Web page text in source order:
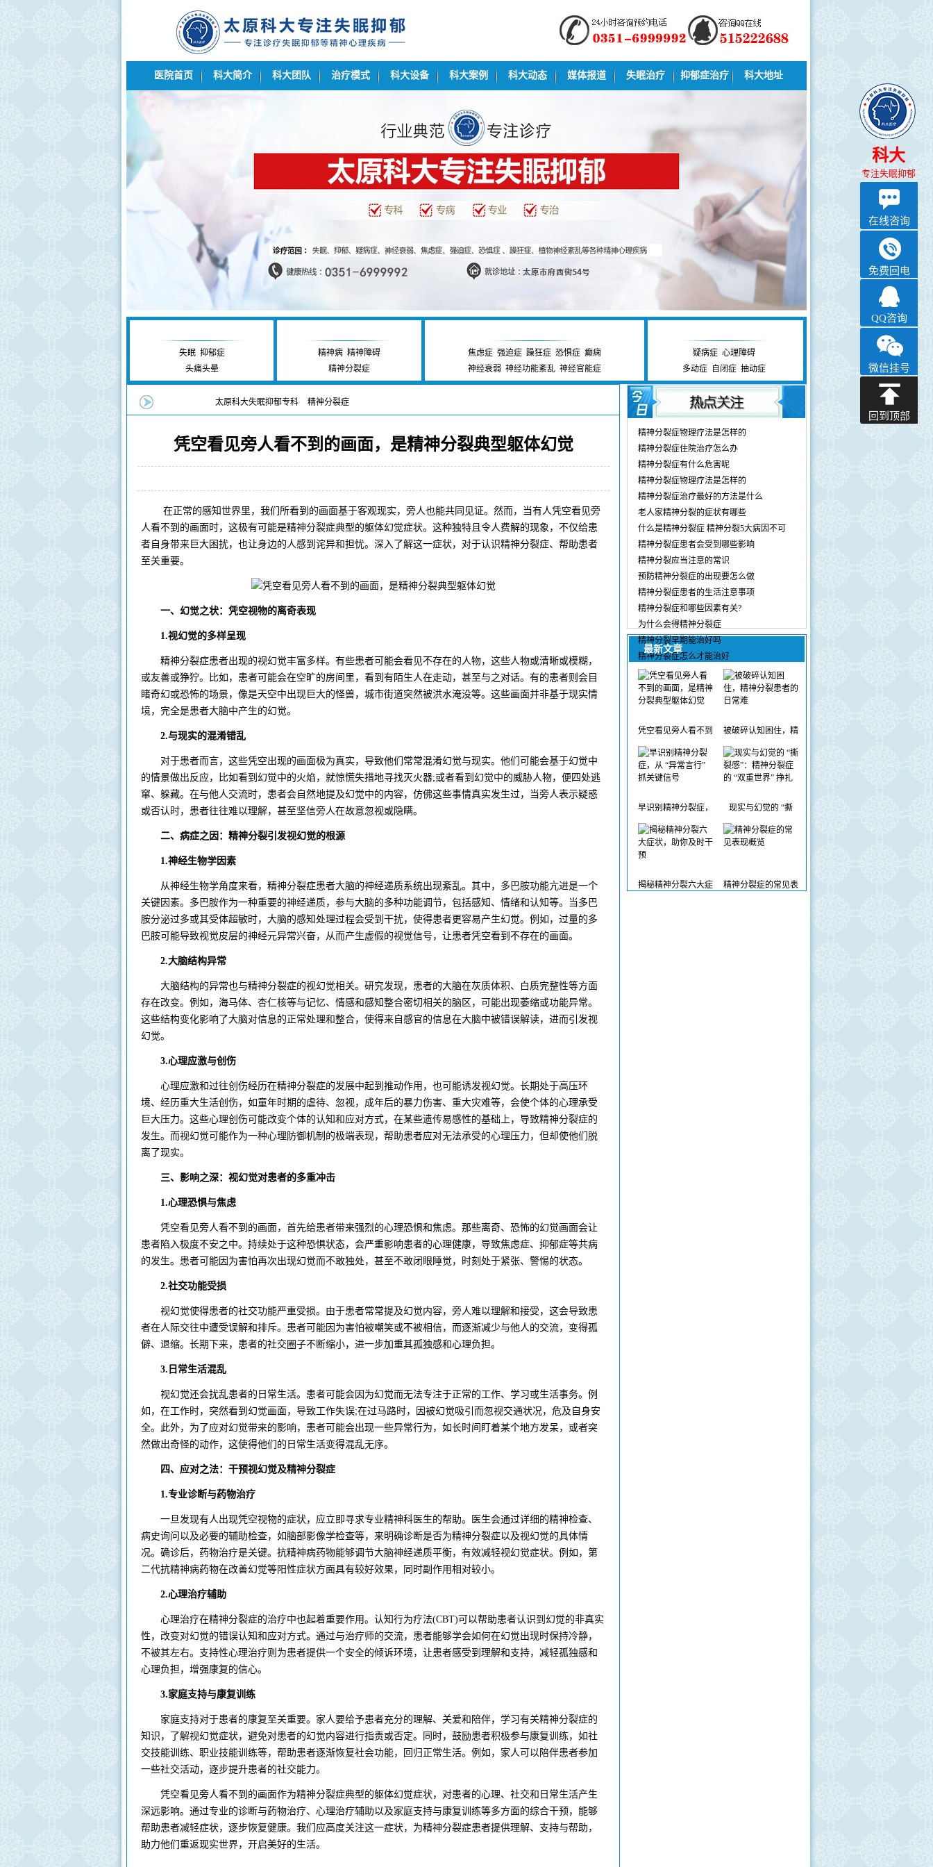
医院首页 科大简介 科大团队 治疗模式 科大设备 科大案例 科大动态 媒体报道 失眠治疗 抑郁症治疗 科大地址
失眠 抑郁症
头痛头晕
精神病 精神障碍
精神分裂症
焦虑症 强迫症 躁狂症 恐惧症 癫痫
神经衰弱 神经功能紊乱 神经官能症
疑病症 心理障碍
多动症 自闭症 抽动症
太原科大失眠抑郁专科 精神分裂症
凭空看见旁人看不到的画面，是精神分裂典型躯体幻觉
在正常的感知世界里，我们所看到的画面基于客观现实，旁人也能共同见证。然而，当有人凭空看见旁
人看不到的画面时，这极有可能是精神分裂症典型的躯体幻觉症状。这种独特且令人费解的现象，不仅给患
者自身带来巨大困扰，也让身边的人感到诧异和担忧。深入了解这一症状，对于认识精神分裂症、帮助患者
至关重要。
一、幻觉之状：凭空视物的离奇表现
1.视幻觉的多样呈现
精神分裂症患者出现的视幻觉丰富多样。有些患者可能会看见不存在的人物，这些人物或清晰或模糊，
或友善或狰狞。比如，患者可能会在空旷的房间里，看到有陌生人在走动，甚至与之对话。有的患者则会目
睹奇幻或恐怖的场景，像是天空中出现巨大的怪兽，城市街道突然被洪水淹没等。这些画面并非基于现实情
境，完全是患者大脑中产生的幻觉。
2.与现实的混淆错乱
对于患者而言，这些凭空出现的画面极为真实，导致他们常常混淆幻觉与现实。他们可能会基于幻觉中
的情景做出反应，比如看到幻觉中的火焰，就惊慌失措地寻找灭火器;或者看到幻觉中的威胁人物，便四处逃
窜、躲藏。在与他人交流时，患者会自然地提及幻觉中的内容，仿佛这些事情真实发生过，当旁人表示疑惑
或否认时，患者往往难以理解，甚至坚信旁人在故意忽视或隐瞒。
二、病症之因：精神分裂引发视幻觉的根源
1.神经生物学因素
从神经生物学角度来看，精神分裂症患者大脑的神经递质系统出现紊乱。其中，多巴胺功能亢进是一个
关键因素。多巴胺作为一种重要的神经递质，参与大脑的多种功能调节，包括感知、情绪和认知等。当多巴
胺分泌过多或其受体超敏时，大脑的感知处理过程会受到干扰，使得患者更容易产生幻觉。例如，过量的多
巴胺可能导致视觉皮层的神经元异常兴奋，从而产生虚假的视觉信号，让患者凭空看到不存在的画面。
2.大脑结构异常
大脑结构的异常也与精神分裂症的视幻觉相关。研究发现，患者的大脑在灰质体积、白质完整性等方面
存在改变。例如，海马体、杏仁核等与记忆、情感和感知整合密切相关的脑区，可能出现萎缩或功能异常。
这些结构变化影响了大脑对信息的正常处理和整合，使得来自感官的信息在大脑中被错误解读，进而引发视
幻觉。
3.心理应激与创伤
心理应激和过往创伤经历在精神分裂症的发展中起到推动作用，也可能诱发视幻觉。长期处于高压环
境、经历重大生活创伤，如童年时期的虐待、忽视，成年后的暴力伤害、重大灾难等，会使个体的心理承受
巨大压力。这些心理创伤可能改变个体的认知和应对方式，在某些遗传易感性的基础上，导致精神分裂症的
发生。而视幻觉可能作为一种心理防御机制的极端表现，帮助患者应对无法承受的心理压力，但却使他们脱
离了现实。
三、影响之深：视幻觉对患者的多重冲击
1.心理恐惧与焦虑
凭空看见旁人看不到的画面，首先给患者带来强烈的心理恐惧和焦虑。那些离奇、恐怖的幻觉画面会让
患者陷入极度不安之中。持续处于这种恐惧状态，会严重影响患者的心理健康，导致焦虑症、抑郁症等共病
的发生。患者可能因为害怕再次出现幻觉而不敢独处，甚至不敢闭眼睡觉，时刻处于紧张、警惕的状态。
2.社交功能受损
视幻觉使得患者的社交功能严重受损。由于患者常常提及幻觉内容，旁人难以理解和接受，这会导致患
者在人际交往中遭受误解和排斥。患者可能因为害怕被嘲笑或不被相信，而逐渐减少与他人的交流，变得孤
僻、退缩。长期下来，患者的社交圈子不断缩小，进一步加重其孤独感和心理负担。
3.日常生活混乱
视幻觉还会扰乱患者的日常生活。患者可能会因为幻觉而无法专注于正常的工作、学习或生活事务。例
如，在工作时，突然看到幻觉画面，导致工作失误;在过马路时，因被幻觉吸引而忽视交通状况，危及自身安
全。此外，为了应对幻觉带来的影响，患者可能会出现一些异常行为，如长时间盯着某个地方发呆，或者突
然做出奇怪的动作，这使得他们的日常生活变得混乱无序。
四、应对之法：干预视幻觉及精神分裂症
1.专业诊断与药物治疗
一旦发现有人出现凭空视物的症状，应立即寻求专业精神科医生的帮助。医生会通过详细的精神检查、
病史询问以及必要的辅助检查，如脑部影像学检查等，来明确诊断是否为精神分裂症以及视幻觉的具体情
况。确诊后，药物治疗是关键。抗精神病药物能够调节大脑神经递质平衡，有效减轻视幻觉症状。例如，第
二代抗精神病药物在改善幻觉等阳性症状方面具有较好效果，同时副作用相对较小。
2.心理治疗辅助
心理治疗在精神分裂症的治疗中也起着重要作用。认知行为疗法(CBT)可以帮助患者认识到幻觉的非真实
性，改变对幻觉的错误认知和应对方式。通过与治疗师的交流，患者能够学会如何在幻觉出现时保持冷静，
不被其左右。支持性心理治疗则为患者提供一个安全的倾诉环境，让患者感受到理解和支持，减轻孤独感和
心理负担，增强康复的信心。
3.家庭支持与康复训练
家庭支持对于患者的康复至关重要。家人要给予患者充分的理解、关爱和陪伴，学习有关精神分裂症的
知识，了解视幻觉症状，避免对患者的幻觉内容进行指责或否定。同时，鼓励患者积极参与康复训练，如社
交技能训练、职业技能训练等，帮助患者逐渐恢复社会功能，回归正常生活。例如，家人可以陪伴患者参加
一些社交活动，逐步提升患者的社交能力。
凭空看见旁人看不到的画面作为精神分裂症典型的躯体幻觉症状，对患者的心理、社交和日常生活产生
深远影响。通过专业的诊断与药物治疗、心理治疗辅助以及家庭支持与康复训练等多方面的综合干预，能够
帮助患者减轻症状，逐步恢复健康。我们应高度关注这一症状，为精神分裂症患者提供理解、支持与帮助，
助力他们重返现实世界，开启美好的生活。
精神分裂症物理疗法是怎样的
精神分裂症住院治疗怎么办
精神分裂症有什么危害呢
精神分裂症物理疗法是怎样的
精神分裂症治疗最好的方法是什么
老人家精神分裂的症状有哪些
什么是精神分裂症 精神分裂5大病因不可
精神分裂症患者会受到哪些影响
精神分裂应当注意的常识
预防精神分裂症的出现要怎么做
精神分裂症患者的生活注意事项
精神分裂症和哪些因素有关?
为什么会得精神分裂症
精神分裂早期能治好吗
精神分裂症怎么才能治好
最新文章
凭空看见旁人看不到 被破碎认知困住，精
早识别精神分裂症， 现实与幻觉的 “撕
揭秘精神分裂六大症 精神分裂症的常见表
科大
专注失眠抑郁
在线咨询
免费回电
QQ咨询
微信挂号
回到顶部